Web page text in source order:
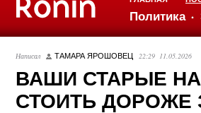
Политика
Написал ТАМАРА ЯРОШОВЕЦ 22:29 11.05.2026
ВАШИ СТАРЫЕ
СТОИТЬ ДОРОЖЕ